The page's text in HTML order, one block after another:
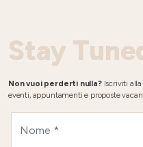
Stay
Non vuoi perderti nulla?Iscriviti alla
eventi, appuntamenti e proposte